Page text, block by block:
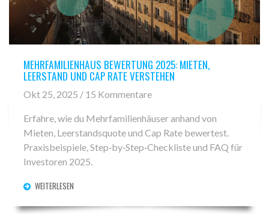
MEHRFAMILIENHAUS BEWERTUNG 2025: MIETEN,
LEERSTAND UND CAP RATE VERSTEHEN
Okt 25, 2025 / 15 Kommentare
Erfahre, wie du Mehrfamilienhäuser anhand von
Mieten, Leerstandsquote und Cap Rate bewertest.
Praxisbeispiele, Step‑by‑Step‑Checkliste und FAQ für
Investoren 2025.
WEITERLESEN